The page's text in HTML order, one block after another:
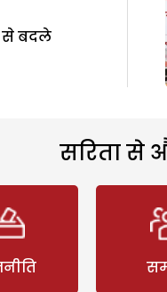
से बदले
सरिता से